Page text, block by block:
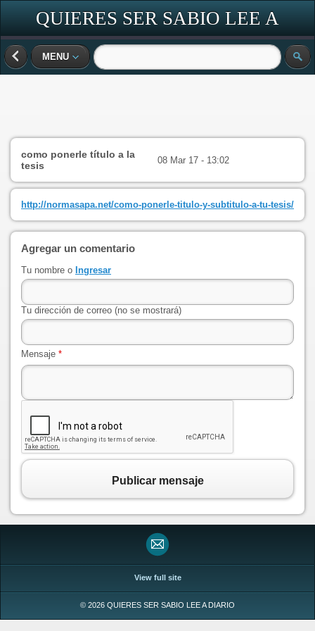
QUIERES SER SABIO LEE A
MENU
como ponerle título a la
tesis
08 Mar 17 - 13:02
http://normasapa.net/como-ponerle-titulo-y-subtitulo-a-tu-tesis/
Agregar un comentario
Tu nombre o Ingresar
Tu dirección de correo (no se mostrará)
Mensaje *
Publicar mensaje
View full site
© 2026 QUIERES SER SABIO LEE A DIARIO